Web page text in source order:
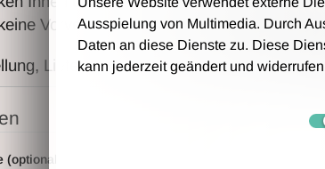
Vorverkaufs- und
Lieferung und Zahlung erfolgt auf
(optional)
Ausspielung von Multimedia. Durch
Daten an diese Dienste zu. Diese
kann jederzeit geändert und